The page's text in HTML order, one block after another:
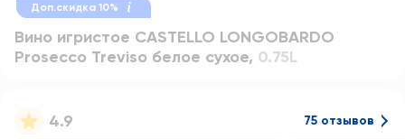
Доп.скидка 10%
Вино игристое CASTELLO LONGOBARDO
Prosecco Treviso белое сухое, 0.75L
4.9 75 отзывов